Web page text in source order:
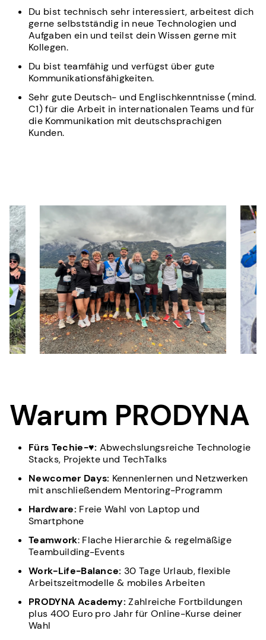
Du bist technisch sehr interessiert, arbeitest dich
gerne selbstständig in neue Technologien und
Aufgaben ein und teilst dein Wissen gerne mit
Kollegen.
Du bist teamfähig und verfügst über gute
Kommunikationsfähigkeiten.
Sehr gute Deutsch- und Englischkenntnisse (mind.
C1) für die Arbeit in internationalen Teams und für
die Kommunikation mit deutschsprachigen
Kunden.
Warum PRODYNA
Fürs Techie-♥: Abwechslungsreiche Technologie
Stacks, Projekte und TechTalks
Newcomer Days: Kennenlernen und Netzwerken
mit anschließendem Mentoring-Programm
Hardware: Freie Wahl von Laptop und
Smartphone
Teamwork: Flache Hierarchie & regelmäßige
Teambuilding-Events
Work-Life-Balance: 30 Tage Urlaub, flexible
Arbeitszeitmodelle & mobiles Arbeiten
PRODYNA Academy: Zahlreiche Fortbildungen
plus 400 Euro pro Jahr für Online-Kurse deiner
Wahl